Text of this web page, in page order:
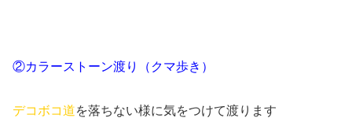
②カラーストーン渡り（クマ歩き）
デコボコ道を落ちない様に気をつけて渡ります